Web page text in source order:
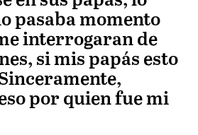
pasaba momento
interrogaran de
si mis papás esto
por quien fue mi